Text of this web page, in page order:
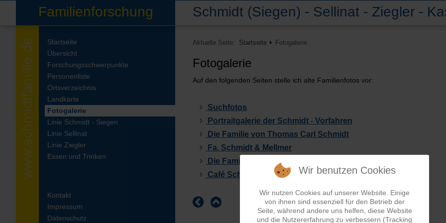
Familienforschung Schmidt (Siegen) - Sellinat - Ziegler -
Startseite
Übersicht
Forschungsschwerpunkte
Personenliste
Ortsverzeichnis
Landkarte
Fotogalerie
Linie Schmidt - Siegen
Linie Sellinat
Linie Ziegler
Essen und Trinken
Kontakt
Impressum
Datenschutz
Aktuelle Seite: Startseite Fotogalerie
Fotogalerie
Auf den folgenden Seiten stelle ich alte Familienfotos vor:
Suchfotos
Portraitgalerie der Schmidt - Vorfahren
Die Familie von Thomas Carl Schmidt
Fa. Schmidt & Mellmer
Die Familie von Karl Julius Schmidt
Café Schmidt
Wir benutzen Cookies
Wir nutzen Cookies auf unserer Website. Einige
von ihnen sind essenziell für den Betrieb der
Seite, während andere uns helfen, diese Website
und die Nutzererfahrung zu verbessern (Tracking